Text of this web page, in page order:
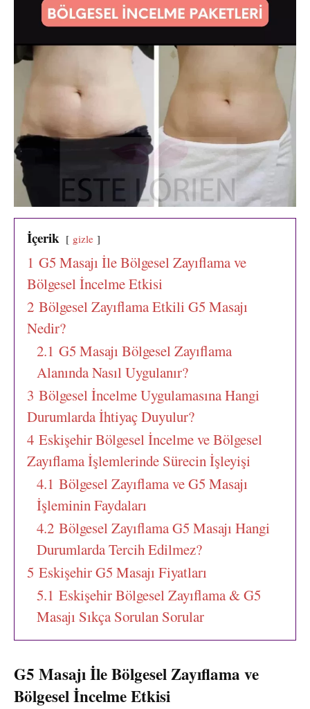
İçerik gizle
1 G5 Masajı İle Bölgesel Zayıflama ve
Bölgesel İncelme Etkisi
2 Bölgesel Zayıflama Etkili G5 Masajı
Nedir?
2.1 G5 Masajı Bölgesel Zayıflama
Alanında Nasıl Uygulanır?
3 Bölgesel İncelme Uygulamasına Hangi
Durumlarda İhtiyaç Duyulur?
4 Eskişehir Bölgesel İncelme ve Bölgesel
Zayıflama İşlemlerinde Sürecin İşleyişi
4.1 Bölgesel Zayıflama ve G5 Masajı
İşleminin Faydaları
4.2 Bölgesel Zayıflama G5 Masajı Hangi
Durumlarda Tercih Edilmez?
5 Eskişehir G5 Masajı Fiyatları
5.1 Eskişehir Bölgesel Zayıflama & G5
Masajı Sıkça Sorulan Sorular
G5 Masajı İle Bölgesel Zayıflama ve
Bölgesel İncelme Etkisi